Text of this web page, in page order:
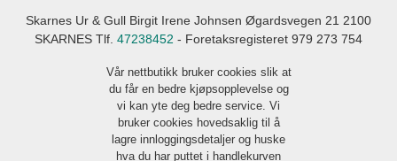
Skarnes Ur & Gull Birgit Irene Johnsen Øgardsvegen 21 2100
SKARNES Tlf. 47238452 - Foretaksregisteret 979 273 754
Vår nettbutikk bruker cookies slik at
du får en bedre kjøpsopplevelse og
vi kan yte deg bedre service. Vi
bruker cookies hovedsaklig til å
lagre innloggingsdetaljer og huske
hva du har puttet i handlekurven